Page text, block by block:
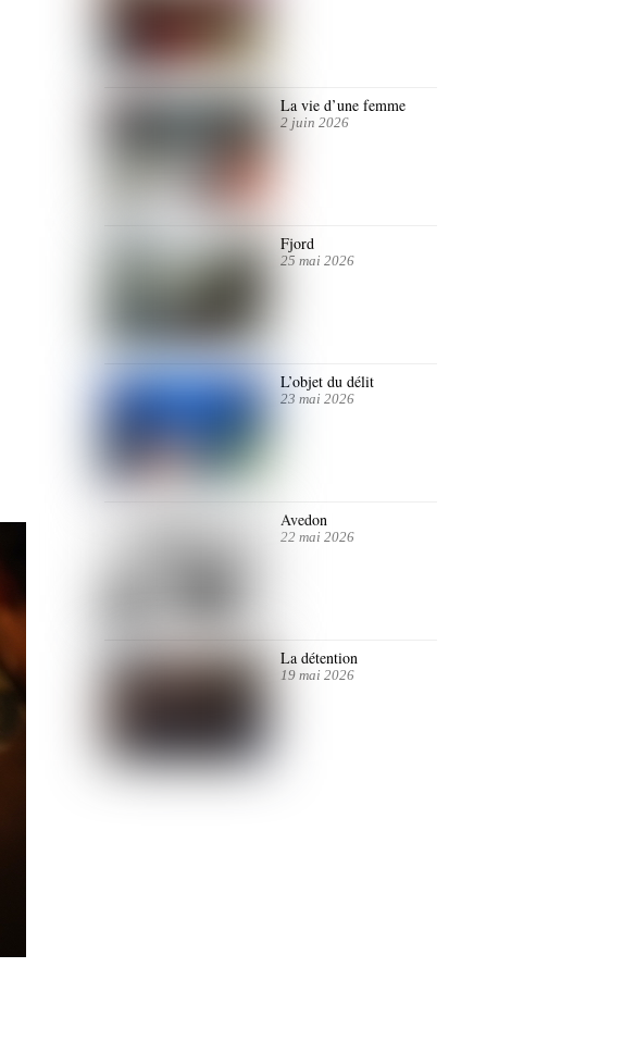
La vie d’une femme
2 juin 2026
Fjord
25 mai 2026
L’objet du délit
23 mai 2026
Avedon
22 mai 2026
La détention
19 mai 2026